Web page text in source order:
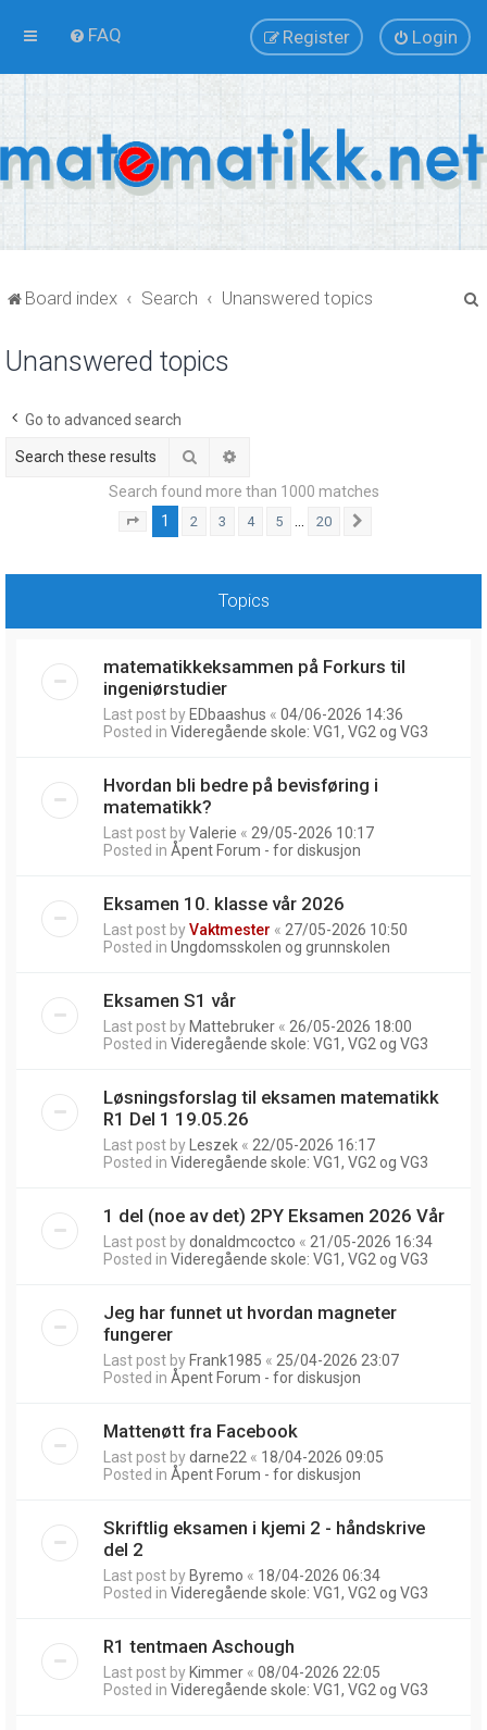
FAQ Login
Register
Board index Search Unanswered topics
Unanswered topics
Go to advanced search
Search
Search found more than 1000 matches
Page of 20
1 2 3 4 5 20
Topics
matematikkeksammen på Forkurs til
ingeniørstudier
Last post by EDbaashus « 04/06-2026 14:36
Posted in Videregående skole: VG1, VG2 og VG3
Hvordan bli bedre på bevisføring i
matematikk?
Last post byValerie « 29/05-2026 10:17
Posted in Åpent Forum - for diskusjon
Eksamen 10. klasse vår 2026
Last post byVaktmester « 27/05-2026 10:50
Posted in Ungdomsskolen og grunnskolen
Eksamen S1 vår
Last post by Mattebruker « 26/05-2026 18:00
Posted in Videregående skole: VG1, VG2 og VG3
Løsningsforslag til eksamen matematikk
R1 Del 1 19.05.26
Last post by Leszek « 22/05-2026 16:17
Posted in Videregående skole: VG1, VG2 og VG3
1 del (noe av det) 2PY Eksamen 2026 Vår
Last post bydonaldmcoctco « 21/05-2026 16:34
Posted in Videregående skole: VG1, VG2 og VG3
Jeg har funnet ut hvordan magneter
fungerer
Last post by Frank1985 « 25/04-2026 23:07
Posted in Åpent Forum - for diskusjon
Mattenøtt fra Facebook
Last post bydarne22 « 18/04-2026 09:05
Posted in Åpent Forum - for diskusjon
Skriftlig eksamen i kjemi 2 - håndskrive
del 2
Last post by Byremo « 18/04-2026 06:34
Posted in Videregående skole: VG1, VG2 og VG3
R1 tentmaen Aschough
Last post by Kimmer « 08/04-2026 22:05
Posted in Videregående skole: VG1, VG2 og VG3